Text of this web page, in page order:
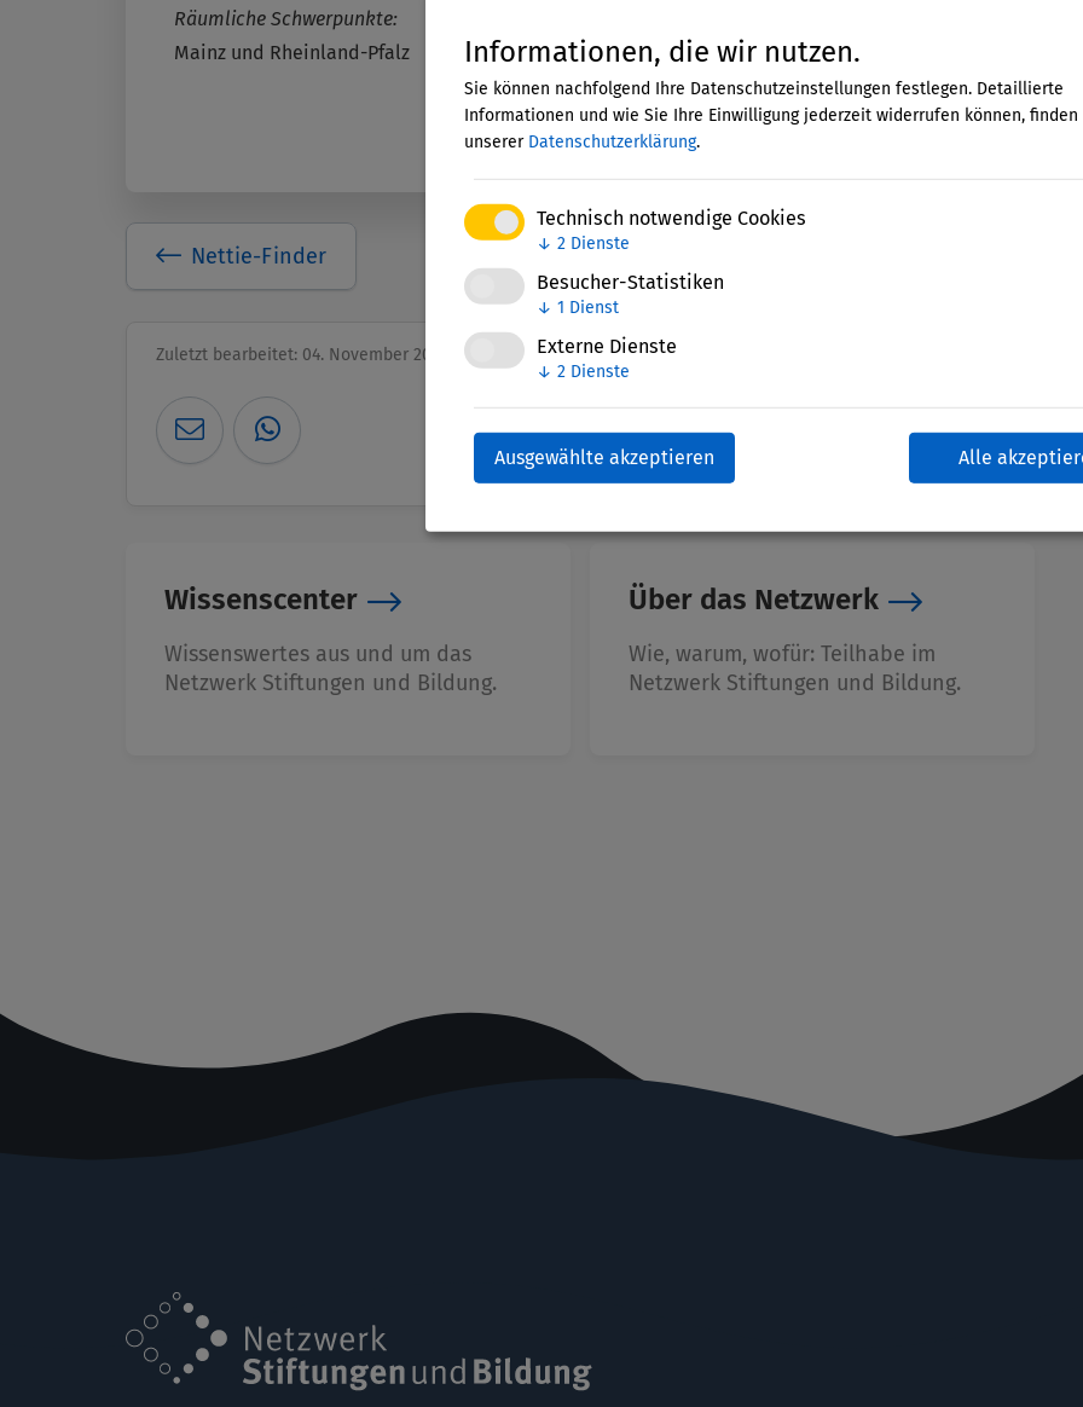
Informationen, die wir nutzen.
Sie können nachfolgend Ihre Datenschutzeinstellungen festlegen. Detaillierte
Informationen und wie Sie Ihre Einwilligung jederzeit widerrufen können, finden
unserer Datenschutzerklärung.
Technisch notwendige Cookies
↓ 2 Dienste
Besucher-Statistiken
↓ 1 Dienst
Externe Dienste
↓ 2 Dienste
Ausgewählte akzeptieren Alle
Räumliche Schwerpunkte:
Mainz und Rheinland-Pfalz
Nettie-Finder
Zuletzt bearbeitet: 04. November 2025
Wissenscenter
Wissenswertes aus und um das
Netzwerk Stiftungen und Bildung.
Über das Netzwerk
Wie, warum, wofür: Teilhabe im
Netzwerk Stiftungen und Bildung.